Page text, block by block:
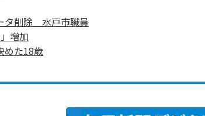
タ削除 水戸市職員
増加
めた18歳